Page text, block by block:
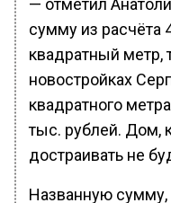
— отметил
сумму из расчёта
квадратный метр,
новостройках
квадратного
тыс. рублей. Дом,
достраивать не
Названную